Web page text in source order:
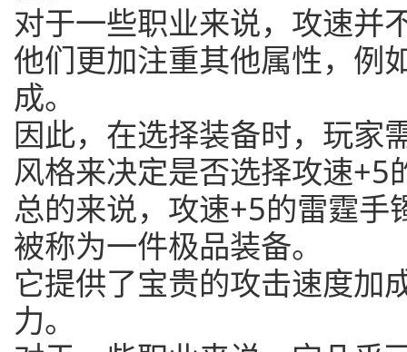
对于一些职业来说，攻速并
他们更加注重其他属性，例
成。
因此，在选择装备时，玩家
风格来决定是否选择攻速+5
总的来说，攻速+5的雷霆
被称为一件极品装备。
它提供了宝贵的攻击速度加
力。